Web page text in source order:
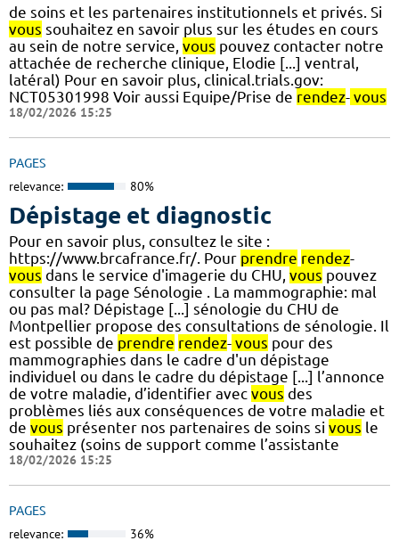
de soins et les partenaires institutionnels et privés. Si
vous souhaitez en savoir plus sur les études en cours
au sein de notre service, vous pouvez contacter notre
attachée de recherche clinique, Elodie [...] ventral,
latéral) Pour en savoir plus, clinical.trials.gov:
NCT05301998 Voir aussi Equipe/Prise de rendez- vous
18/02/2026 15:25
PAGES
relevance: 80%
Dépistage et diagnostic
Pour en savoir plus, consultez le site :
https://www.brcafrance.fr/. Pour prendre rendez-
vous dans le service d'imagerie du CHU, vous pouvez
consulter la page Sénologie . La mammographie: mal
ou pas mal? Dépistage [...] sénologie du CHU de
Montpellier propose des consultations de sénologie. Il
est possible de prendre rendez- vous pour des
mammographies dans le cadre d'un dépistage
individuel ou dans le cadre du dépistage [...] l’annonce
de votre maladie, d’identifier avec vous des
problèmes liés aux conséquences de votre maladie et
de vous présenter nos partenaires de soins si vous le
souhaitez (soins de support comme l’assistante
18/02/2026 15:25
PAGES
relevance: 36%